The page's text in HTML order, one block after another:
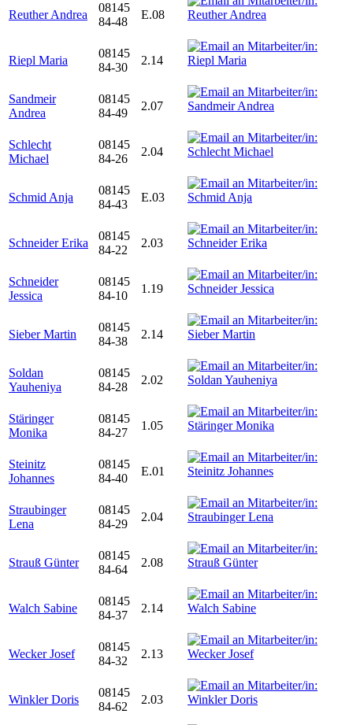
Reuther Andrea
08145
84-48
E.08
Riepl Maria
08145
84-30
2.14
Sandmeir
Andrea
08145
84-49
2.07
Schlecht
Michael
08145
84-26
2.04
Schmid Anja
08145
84-43
E.03
Schneider Erika
08145
84-22
2.03
Schneider
Jessica
08145
84-10
1.19
Sieber Martin
08145
84-38
2.14
Soldan
Yauheniya
08145
84-28
2.02
Stäringer
Monika
08145
84-27
1.05
Steinitz
Johannes
08145
84-40
E.01
Straubinger
Lena
08145
84-29
2.04
Strauß Günter
08145
84-64
2.08
Walch Sabine
08145
84-37
2.14
Wecker Josef
08145
84-32
2.13
Winkler Doris
08145
84-62
2.03